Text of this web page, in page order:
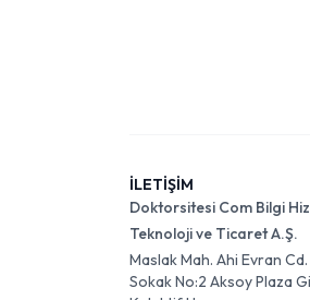
İLETİŞİM
Doktorsitesi Com Bilgi
Teknoloji ve Ticaret A.Ş.
Maslak Mah. Ahi Evran Cd.
Sokak No:2 Aksoy Plaza